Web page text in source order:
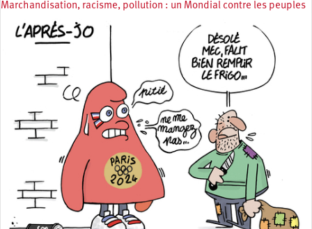
Marchandisation, racisme, pollution : un Mondial contre les peuples